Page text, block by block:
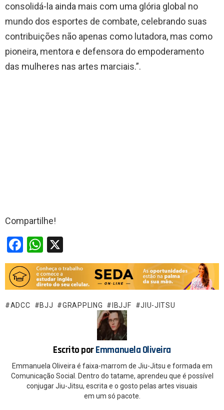
consolidá-la ainda mais com uma glória global no
mundo dos esportes de combate, celebrando suas
contribuições não apenas como lutadora, mas como
pioneira, mentora e defensora do empoderamento
das mulheres nas artes marciais.”.
Compartilhe!
F
a
ce
b
o
W
h
at
s
A
ADCC BJJ GRAPPLING IBJJF JIU-JITSU
Escrito porEmmanuela Oliveira
Emmanuela Oliveira é faixa-marrom de Jiu-Jitsu e formada em
Comunicação Social. Dentro do tatame, aprendeu que é possível
conjugar Jiu-Jitsu, escrita e o gosto pelas artes visuais
em um só pacote.